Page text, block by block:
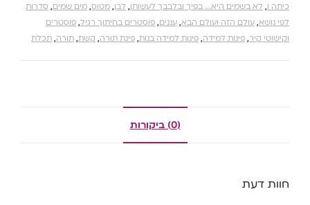
כיתה ו, לא בשמים היא... בפיך ובלבבך לעשותו, לבן, מטוס, מים שמים, סדרות
לפי נושא, עולם הזה ועולם הבא, עננים, פוסטרים בחיתוך רגיל, פוסטרים
וקישוטי קיר, פינות למידה, פינות למידה בנות, פינת תורה, קשת, תורה, תכלת
(0) ביקורות
חוות דעת